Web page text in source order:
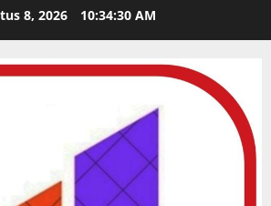
8, 2026 10:34:31 AM